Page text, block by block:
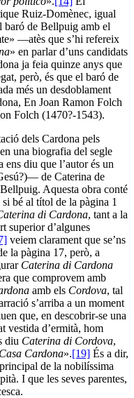
Ruiz-Domènec, igual
baró de Bellpuig amb el
—atès que s’hi refereix
» en parlar d’uns candidats
ja feia quinze anys que
però, és que el baró de
més un desdoblament
En Joan Ramon Folch
Folch (1470?-1543).
dels Cardona pels
una biografia del segle
diu que l’autor és un
de Caterina de
Aquesta obra conté
bé al títol de la pàgina 1
di Cardona, tant a la
superior d’algunes
veiem clarament que se’ns
la pàgina 17, però, a
Caterina di Cardona
que comprovem amb
amb els Cordova, tal
s’arriba a un moment
que, en descobrir-se una
vestida d’ermità, hom
diu Caterina di Cordova,
Cardona».[19] És a dir,
de la nobilíssima
I que les seves parentes,